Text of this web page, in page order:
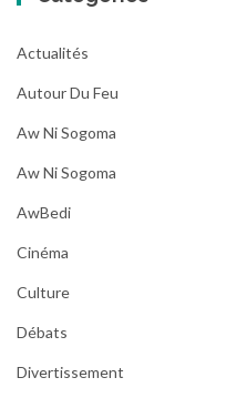
Actualités
Autour Du Feu
Aw Ni Sogoma
Aw Ni Sogoma
AwBedi
Cinéma
Culture
Débats
Divertissement